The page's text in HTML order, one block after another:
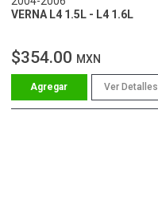
VERNA L4 1.5L - L4 1.6L
$354.00 MXN
Ver Detalles